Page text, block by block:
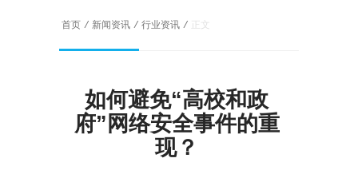
首页 / 新闻资讯 / 行业资讯 / 正文
如何避免“高校和政
府”网络安全事件的重
现？